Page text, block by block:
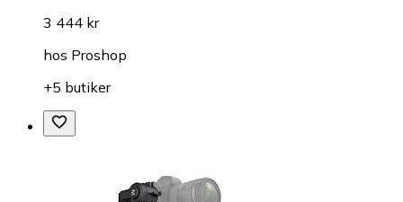
3 444 kr
hos Proshop
+5 butiker